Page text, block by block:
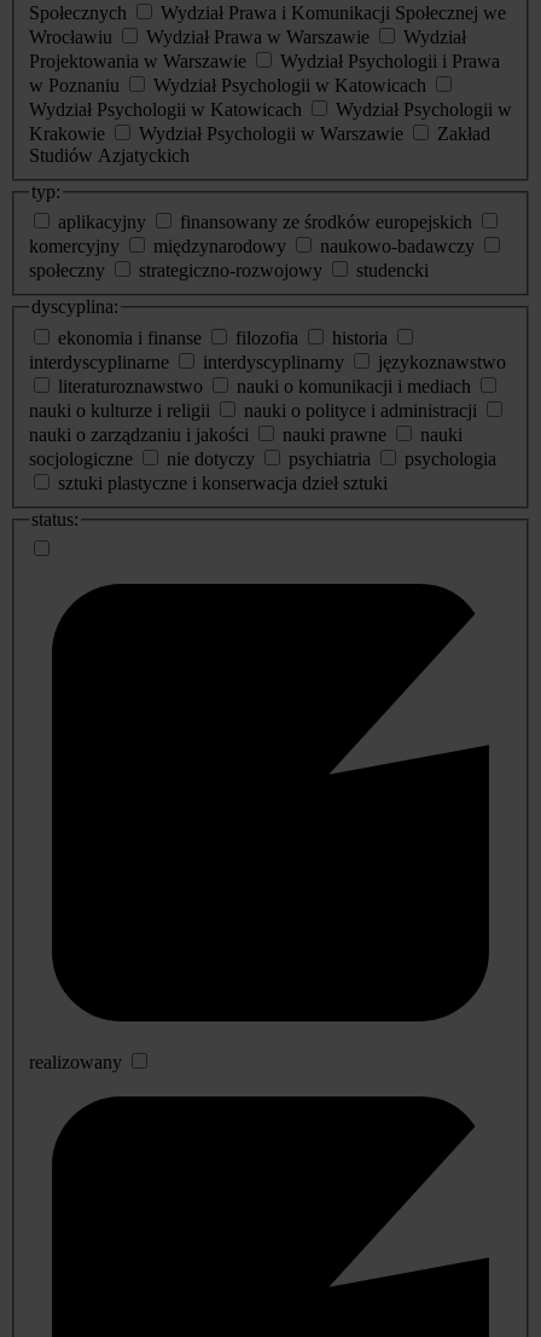
Społecznych
Wydział Prawa i Komunikacji Społecznej we
Wrocławiu
Wydział Prawa w Warszawie
Wydział
Projektowania w Warszawie
Wydział Psychologii i Prawa
w Poznaniu
Wydział Psychologii w Katowicach
Wydział Psychologii w Katowicach
Wydział Psychologii w
Krakowie
Wydział Psychologii w Warszawie
Zakład
Studiów Azjatyckich
typ:
aplikacyjny
finansowany ze środków europejskich
komercyjny
międzynarodowy
naukowo-badawczy
społeczny
strategiczno-rozwojowy
studencki
dyscyplina:
ekonomia i finanse
filozofia
historia
interdyscyplinarne
interdyscyplinarny
językoznawstwo
literaturoznawstwo
nauki o komunikacji i mediach
nauki o kulturze i religii
nauki o polityce i administracji
nauki o zarządzaniu i jakości
nauki prawne
nauki
socjologiczne
nie dotyczy psychiatria
psychologia
sztuki plastyczne i konserwacja dzieł sztuki
status:
realizowany